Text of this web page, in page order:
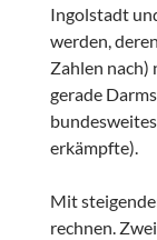
Ingolstadt
werden,
Zahlen nach)
gerade
erkämpfte).
Mit
rechnen.